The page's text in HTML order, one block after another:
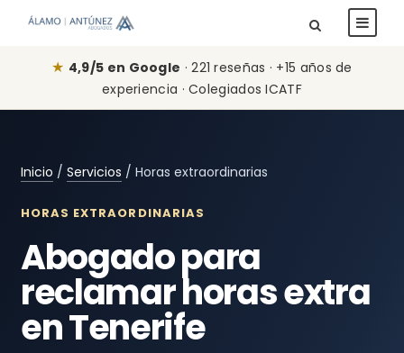
★ 4,9/5 en Google · 221 reseñas · +15 años de
experiencia · Colegiados ICATF
Inicio / Servicios / Horas extraordinarias
HORAS EXTRAORDINARIAS
Abogado para
reclamar horas extra
en Tenerife